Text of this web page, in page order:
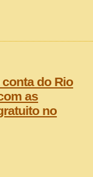
do Rio
as
no